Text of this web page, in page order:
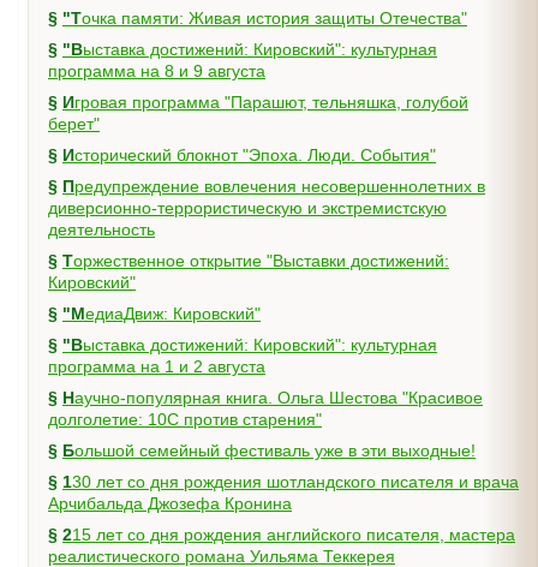
§
"Точка памяти: Живая история защиты Отечества"
§ "Выставка достижений: Кировский": культурная
программа на 8 и 9 августа
§ Игровая программа "Парашют, тельняшка, голубой
берет"
§
Исторический блокнот "Эпоха. Люди. События"
§ Предупреждение вовлечения несовершеннолетних в
диверсионно-террористическую и экстремистскую
деятельность
§ Торжественное открытие "Выставки достижений:
Кировский"
§
"МедиаДвиж: Кировский"
§ "Выставка достижений: Кировский": культурная
программа на 1 и 2 августа
§ Научно-популярная книга. Ольга Шестова "Красивое
долголетие: 10C против старения"
§
Большой семейный фестиваль уже в эти выходные!
§ 130 лет со дня рождения шотландского писателя и врача
Арчибальда Джозефа Кронина
§ 215 лет со дня рождения английского писателя, мастера
реалистического романа Уильяма Теккерея